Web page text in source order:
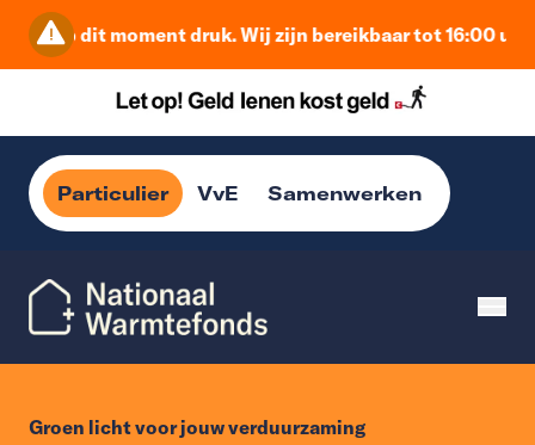
dit moment druk. Wij zijn bereikbaar tot 16:00 uur.
Particulier VvE Samenwerken
Groen licht voor jouw verduurzaming